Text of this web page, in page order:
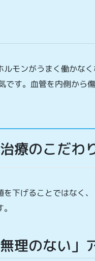
モンがうまく働かな
です。血管を内側から
療のこだわ
下げることではなく
理のない」